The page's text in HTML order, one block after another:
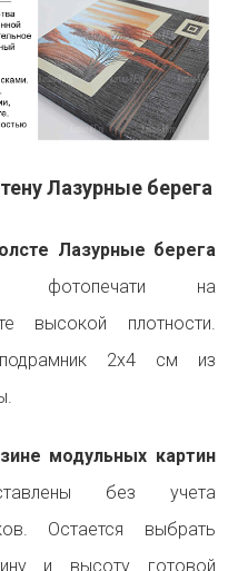
Лазурные берега
Лазурные берега
фотопечати на
высокой плотности.
2х4 см из
модульных картин
без учета
Остается выбрать
и высоту готовой